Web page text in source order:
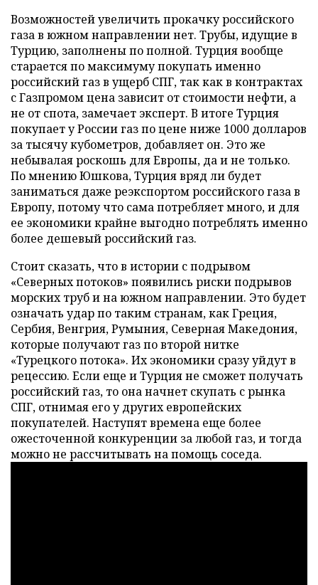
Возможностей увеличить прокачку российского
газа в южном направлении нет. Трубы, идущие в
Турцию, заполнены по полной. Турция вообще
старается по максимуму покупать именно
российский газ в ущерб СПГ, так как в контрактах
с Газпромом цена зависит от стоимости нефти, а
не от спота, замечает эксперт. В итоге Турция
покупает у России газ по цене ниже 1000 долларов
за тысячу кубометров, добавляет он. Это же
небывалая роскошь для Европы, да и не только.
По мнению Юшкова, Турция вряд ли будет
заниматься даже реэкспортом российского газа в
Европу, потому что сама потребляет много, и для
ее экономики крайне выгодно потреблять именно
более дешевый российский газ.
Стоит сказать, что в истории с подрывом
«Северных потоков» появились риски подрывов
морских труб и на южном направлении. Это будет
означать удар по таким странам, как Греция,
Сербия, Венгрия, Румыния, Северная Македония,
которые получают газ по второй нитке
«Турецкого потока». Их экономики сразу уйдут в
рецессию. Если еще и Турция не сможет получать
российский газ, то она начнет скупать с рынка
СПГ, отнимая его у других европейских
покупателей. Наступят времена еще более
ожесточенной конкуренции за любой газ, и тогда
можно не рассчитывать на помощь соседа.